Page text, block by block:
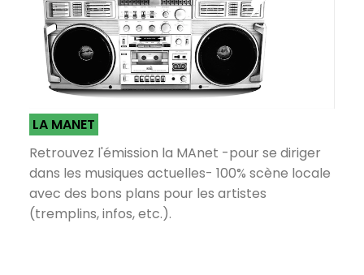
LA MANET
Retrouvez l'émission la MAnet -pour se diriger
dans les musiques actuelles- 100% scène locale
avec des bons plans pour les artistes
(tremplins, infos, etc.).